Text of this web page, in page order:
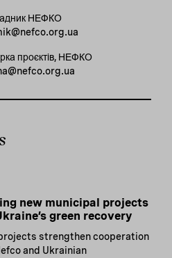
НЕФКО
проєктів, НЕФКО
new municipal projects
green recovery
strengthen cooperation
and Ukrainian